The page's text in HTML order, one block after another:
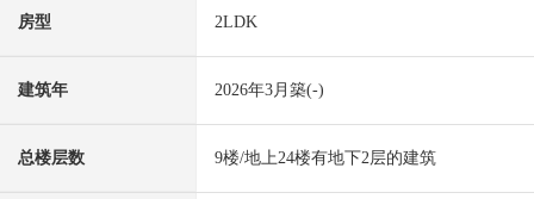
房型 2LDK
建筑年 2026年3月築(-)
总楼层数 9楼/地上24楼有地下2层的建筑